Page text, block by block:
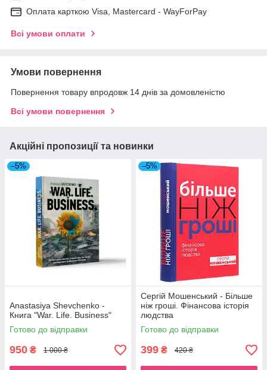
Оплата карткою Visa, Mastercard - WayForPay
Всі умови оплати
Умови повернення
Повернення товару впродовж 14 днів за домовленістю
Всі умови повернення
Акційні пропозиції та новинки
–5%
Anastasiya Shevchenko -
Книга "War. Life. Business"
Готово до відправки
950 ₴ 1 000 ₴
–5%
Сергій Мошенський - Більше
ніж гроші. Фінансова історія
людства
Готово до відправки
399 ₴ 420 ₴